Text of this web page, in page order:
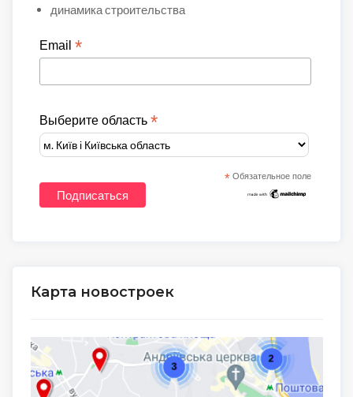
динамика строительства
Email *
Выберите область *
* Обязательное поле
Карта новостроек